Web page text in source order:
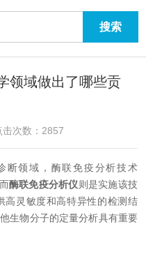
领域做出了哪些贡
击次数：2857
领域，酶联免疫分析技术
酶联免疫分析仪则是实施该技
高灵敏度和高特异性的检测结
生物分子的定量分析具有重要